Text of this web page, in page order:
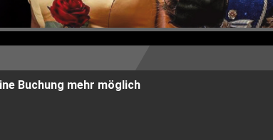
Buchung mehr möglich